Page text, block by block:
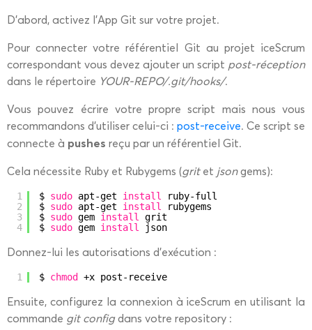
D’abord, activez l’App Git sur votre projet.
Pour connecter votre référentiel Git au projet iceScrum
correspondant vous devez ajouter un script post-réception
dans le répertoire YOUR-REPO/.git/hooks/.
Vous pouvez écrire votre propre script mais nous vous
recommandons d’utiliser celui-ci : post-receive. Ce script se
connecte à pushes reçu par un référentiel Git.
Cela nécessite Ruby et Rubygems (gritet jsongems):
1
2
3
4
$ sudo apt-get install
ruby-full
$ sudo apt-get install
rubygems
$ sudo gem install
grit
$ sudo gem install json
Donnez-lui les autorisations d’exécution :
1 $ chmod +x post-receive
Ensuite, configurez la connexion à iceScrum en utilisant la
commande git configdans votre repository :